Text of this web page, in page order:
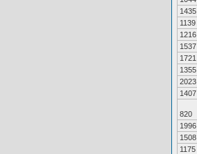
1435
1139
1216
1537
1721
1355
2023
1407
820
1996
1508
1175